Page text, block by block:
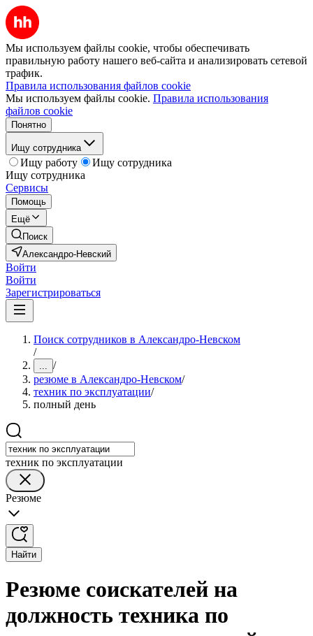
Мы используем файлы cookie, чтобы обеспечивать
правильную работу нашего веб-сайта и анализировать сетевой
трафик.
Правила использования файлов cookie
Мы используем файлы cookie. Правила использования
файлов cookie
Понятно
Ищу сотрудника
Ищу работу
Ищу сотрудника
Ищу сотрудника
Сервисы
Помощь
Ещё
Поиск
Александро-Невский
Войти
Войти
Зарегистрироваться
Поиск сотрудников в Александро-Невском
/
... /
резюме в Александро-Невском/
техник по эксплуатации/
полный день
техник по эксплуатации
Резюме
Найти
Резюме соискателей на
должность техника по